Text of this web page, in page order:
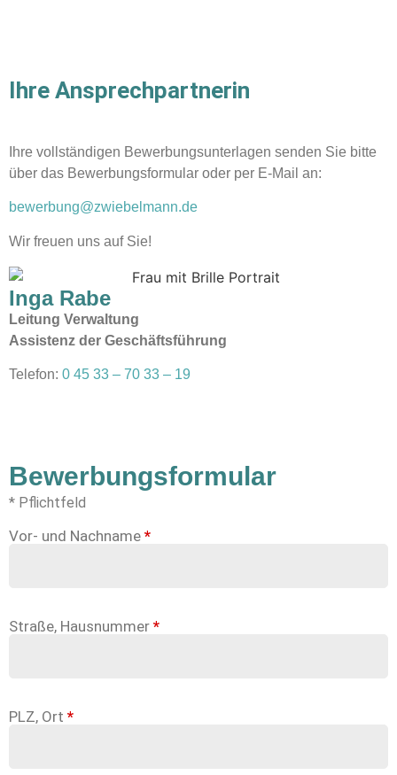
Ihre Ansprechpartnerin
Ihre vollständigen Bewerbungsunterlagen senden Sie bitte
über das Bewerbungsformular oder per E-Mail an:
bewerbung@zwiebelmann.de
Wir freuen uns auf Sie!
Inga Rabe
Leitung Verwaltung
Assistenz der Geschäftsführung
Telefon: 0 45 33 – 70 33 – 19
Bewerbungsformular
* Pflichtfeld
Vor- und Nachname *
Straße, Hausnummer *
PLZ, Ort *